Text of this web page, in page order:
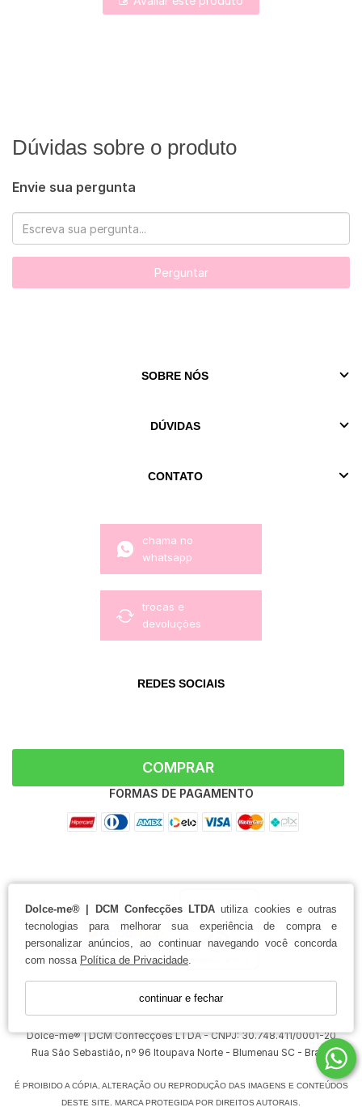
Dolce-me® | DCM Confecções LTDA utiliza cookies e outras
tecnologias para melhorar sua experiência de compra e
personalizar anúncios, ao continuar navegando você concorda
com nossa Política de Privacidade.
continuar e fechar
COMPRAR
Dúvidas sobre o produto
Envie sua pergunta
Perguntar
SOBRE NÓS
DÚVIDAS
CONTATO
chama no
whatsapp
trocas e
devoluções
REDES SOCIAIS
FORMAS DE PAGAMENTO
Dolce-me® | DCM Confecções LTDA - CNPJ: 30.748.411/0001-20
Rua São Sebastião, nº 96 Itoupava Norte - Blumenau SC - Brasil
É PROIBIDO A CÓPIA, ALTERAÇÃO OU REPRODUÇÃO DAS IMAGENS E CONTEÚDOS
DESTE SITE. MARCA PROTEGIDA POR DIREITOS AUTORAIS.